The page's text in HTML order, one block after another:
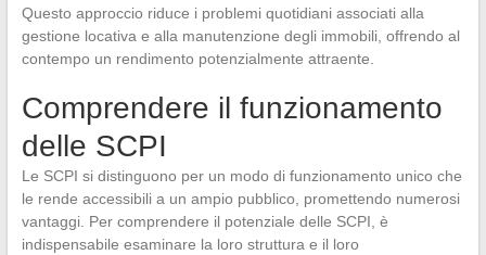
Questo approccio riduce i problemi quotidiani associati alla
gestione locativa e alla manutenzione degli immobili, offrendo al
contempo un rendimento potenzialmente attraente.
Comprendere il funzionamento
delle SCPI
Le SCPI si distinguono per un modo di funzionamento unico che
le rende accessibili a un ampio pubblico, promettendo numerosi
vantaggi. Per comprendere il potenziale delle SCPI, è
indispensabile esaminare la loro struttura e il loro